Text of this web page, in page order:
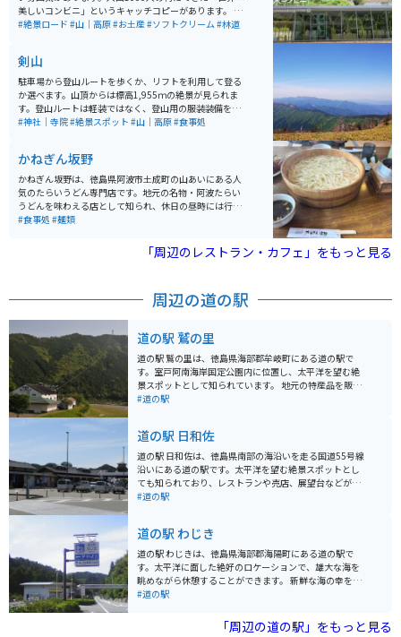
美しいコンビニ」というキャッチコピーがあります。 売
っているものは、日用品やお土産、地域名産品などがあ
もあります。 徳島市内から2時間半ほどで少し遠い道の
りではありますが、自然の中のツーリングを楽しみなが
ら向かうことができます。
#絶景ロード #山｜高原#お土産#ソフトクリーム#林道
剣山
駐車場から登山ルートを歩くか、リフトを利用して登る
か選べます。山頂からは標高1,955ｍの絶景が見られま
す。登山ルートは軽装ではなく、登山用の服装装備をし
て上っている方がほとんどです。
#神社｜寺院#絶景スポット #山｜高原#食事処
かねぎん坂野
かねぎん坂野は、徳島県阿波市土成町の山あいにある人
気のたらいうどん専門店です。地元の名物・阿波たらい
うどんを味わえる店として知られ、休日の昼時には行列
ができることも多いほどの人気。木製の大きなたらいに
わいが魅力です。量が多めなので、少食の方はシェアが
も魅力。バイクで訪れる場合は、県道沿いのワインディ
#食事処 #麺類
「周辺のレストラン・カフェ」をもっと見る
周辺の道の駅
道の駅 鷲の里
道の駅 鷲の里は、徳島県海部郡牟岐町にある道の駅で
す。室戸阿南海岸国定公園内に位置し、太平洋を望む絶
景スポットとして知られています。 地元の特産品を販売
するショップでは、新鮮な魚介類や農産物を購入できま
洋を一望でき、特に夕暮れ時は息をのむような美しさで
す。 バイクで訪れる場合、道の駅には広い駐車場が完備
されているので安心です。海岸沿いを走るルートは景色
も良く、ツーリングにも最適です。周辺には、海水浴場
やキャンプ場など、自然を満喫できるスポットも点在し
辺の飲食店でも味わうことができます。
#道の駅
道の駅 日和佐
道の駅 日和佐は、徳島県南部の海沿いを走る国道55号線
沿いにある道の駅です。太平洋を望む絶景スポットとし
ても知られており、レストランや売店、展望台などが併
設されています。 周辺には、うみがめが産卵に訪れるこ
は、地元産の新鮮な魚介類を使った料理や、徳島県産の
柑橘類を使ったスイーツなどです。バイクで訪れる場
合、道の駅には広い駐車場が完備されているので安心で
す。海岸線沿いの道路は、景色が良く、ツーリングにも
最適です。日中は日差しが強いので、日焼け対策は万全
#道の駅
道の駅 わじき
道の駅 わじきは、徳島県海部郡海陽町にある道の駅で
す。太平洋に面した絶好のロケーションで、雄大な海を
眺めながら休憩することができます。 新鮮な海の幸を使
った料理が自慢のレストランや、地元の特産品を販売す
った「わかめうどん」や「わかめソフトクリーム」はお
#道の駅
「周辺の道の駅」をもっと見る